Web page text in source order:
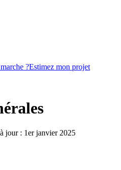
?Estimez mon projet
jour : 1er janvier 2025